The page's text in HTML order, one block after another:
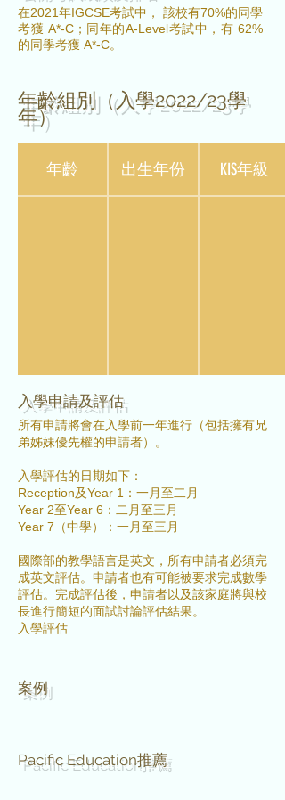
在2021年IGCSE考試中， 該校有70%的同學
考獲 A*-C；同年的A-Level考試中，有 62%
的同學考獲 A*-C。
​年齡組別（入學2022/23學
年）
年齡 出生年份 KIS年級
入學申請及評估
所有申請將會在入學前一年進行（包括擁有兄
弟姊妹優先權的申請者）。
入學評估的日期如下：
Reception及Year 1：一月至二月
Year 2至Year 6：二月至三月
​Year 7（中學）：一月至三月
國際部的教學語言是英文，所有申請者必須完
成英文評估。申請者也有可能被要求完成數學
評估。完成評估後，申請者以及該家庭將與校
長進行簡短的面試討論評估結果。
​入學評估
案例
Pacific Education推薦